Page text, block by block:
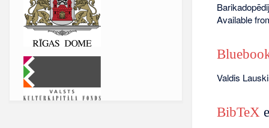
Available
Valdis
BibTeX